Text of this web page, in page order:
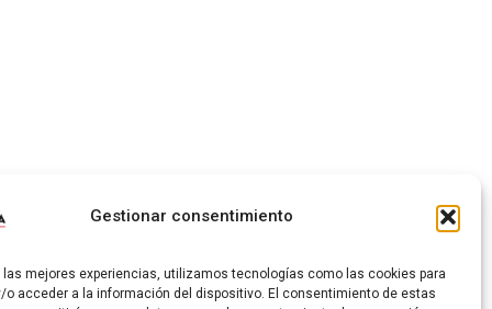
Gestionar consentimiento
las mejores experiencias, utilizamos tecnologías como las cookies para
o acceder a la información del dispositivo. El consentimiento de estas